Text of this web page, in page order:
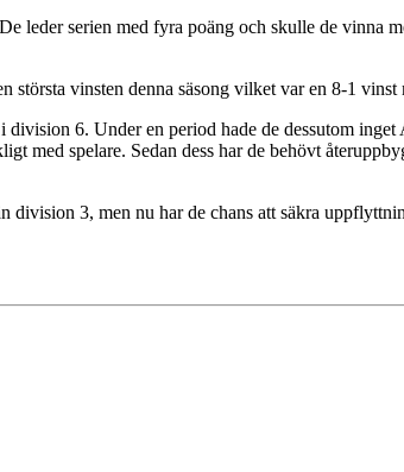
leder serien med fyra poäng och skulle de vinna
största vinsten denna säsong vilket var en 8-1 vinst
6. Under en period hade de dessutom inget
med spelare. Sedan dess har de behövt
division 3, men nu har de chans att säkra